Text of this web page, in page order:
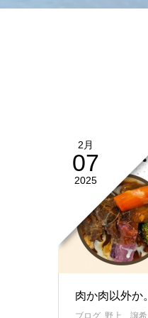
2月
07
2025
肉か肉以外か。
ブログ 野上 譲希